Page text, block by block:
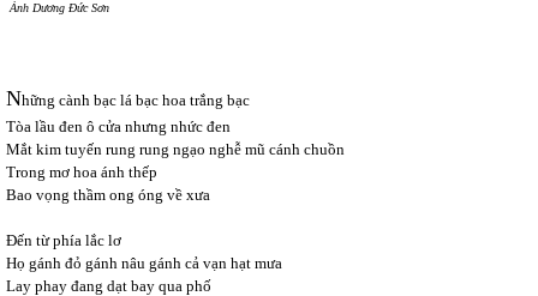
Ảnh Dương Đức Sơn
Những cành bạc lá bạc hoa trắng bạc
Tòa lầu đen ô cửa nhưng nhức đen
Mắt kim tuyến rung rung ngạo nghễ mũ cánh chuồn
Trong mơ hoa ánh thếp
Bao vọng thầm ong óng về xưa
Đến từ phía lắc lơ
Họ gánh đỏ gánh nâu gánh cả vạn hạt mưa
Lay phay đang dạt bay qua phố